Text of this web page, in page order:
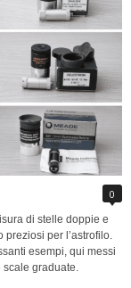
0
di stelle doppie e
per l’astrofilo.
esempi, qui messi
scale graduate.